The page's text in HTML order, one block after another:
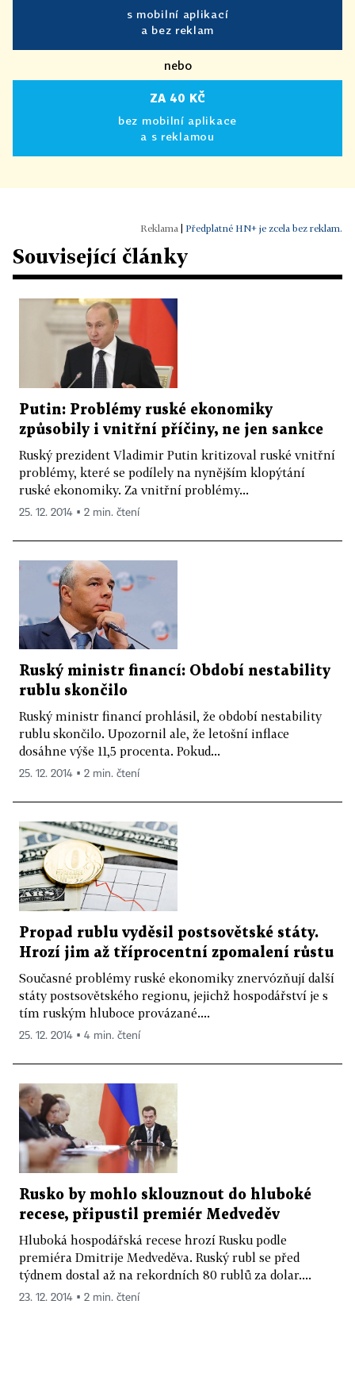
s mobilní aplikací
a bez reklam
nebo
ZA 40 KČ
bez mobilní aplikace
a s reklamou
Předplatné HN+ je zcela bez reklam.
Související články
Putin: Problémy ruské ekonomiky
způsobily i vnitřní příčiny, ne jen sankce
Ruský prezident Vladimir Putin kritizoval ruské vnitřní
problémy, které se podílely na nynějším klopýtání
ruské ekonomiky. Za vnitřní problémy...
25. 12. 2014 ▪ 2 min. čtení
Ruský ministr financí: Období nestability
rublu skončilo
Ruský ministr financí prohlásil, že období nestability
rublu skončilo. Upozornil ale, že letošní inflace
dosáhne výše 11,5 procenta. Pokud...
25. 12. 2014 ▪ 2 min. čtení
Propad rublu vyděsil postsovětské státy.
Hrozí jim až tříprocentní zpomalení růstu
Současné problémy ruské ekonomiky znervózňují další
státy postsovětského regionu, jejichž hospodářství je s
tím ruským hluboce provázané....
25. 12. 2014 ▪ 4 min. čtení
Rusko by mohlo sklouznout do hluboké
recese, připustil premiér Medveděv
Hluboká hospodářská recese hrozí Rusku podle
premiéra Dmitrije Medveděva. Ruský rubl se před
týdnem dostal až na rekordních 80 rublů za dolar....
23. 12. 2014 ▪ 2 min. čtení